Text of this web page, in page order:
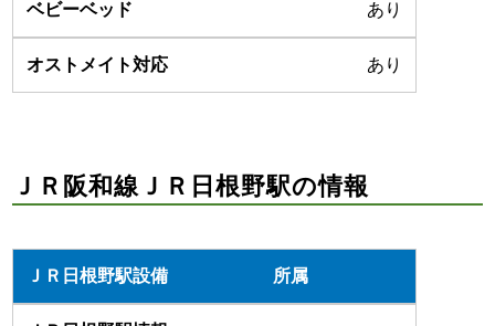
あり
あり
ＪＲ阪和線ＪＲ日根野駅の情報
所属